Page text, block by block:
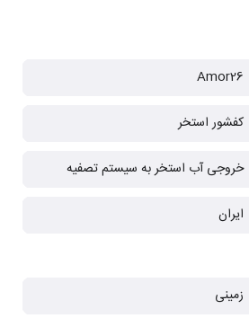
Amor26
کفشور استخر
خروجی آب استخر به سیستم تصفیه
ایران
زمینی